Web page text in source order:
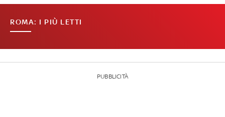
ROMA: I PIÙ LETTI
PUBBLICITÀ